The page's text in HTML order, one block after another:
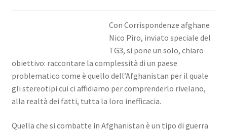
Con Corrispondenze afghane
Nico Piro, inviato speciale del
TG3, si pone un solo, chiaro
obiettivo: raccontare la complessità di un paese
problematico come è quello dell’Afghanistan per il quale
gli stereotipi cui ci affidiamo per comprenderlo rivelano,
alla realtà dei fatti, tutta la loro inefficacia.
Quella che si combatte in Afghanistan è un tipo di guerra